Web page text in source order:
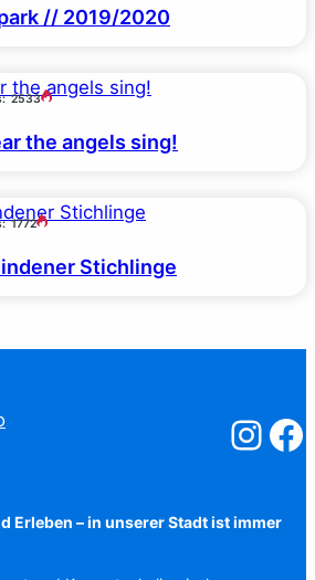
// 2019/2020
2533
the angels sing!
1772
Stichlinge
Erleben – in unserer Stadt ist immer